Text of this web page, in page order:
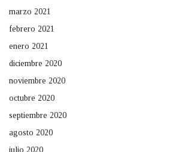
marzo 2021
febrero 2021
enero 2021
diciembre 2020
noviembre 2020
octubre 2020
septiembre 2020
agosto 2020
julio 2020